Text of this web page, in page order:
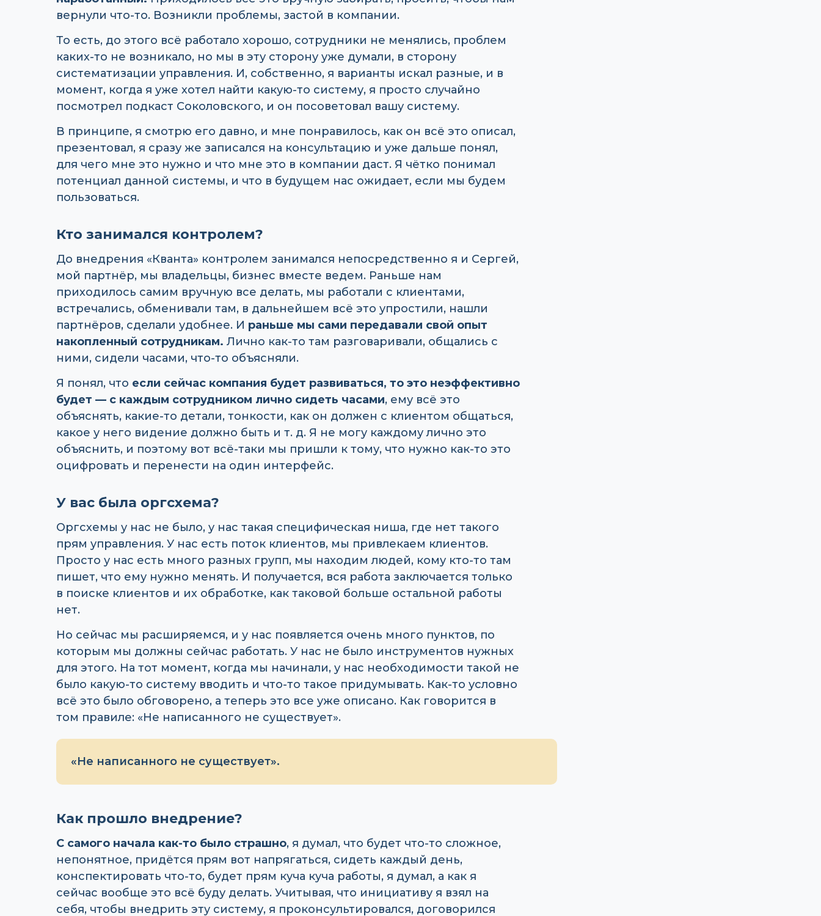
вернули что-то. Возникли проблемы, застой в компании.
То есть, до этого всё работало хорошо, сотрудники не менялись, проблем
каких-то не возникало, но мы в эту сторону уже думали, в сторону
систематизации управления. И, собственно, я варианты искал разные, и в
момент, когда я уже хотел найти какую-то систему, я просто случайно
посмотрел подкаст Соколовского, и он посоветовал вашу систему.
В принципе, я смотрю его давно, и мне понравилось, как он всё это описал,
презентовал, я сразу же записался на консультацию и уже дальше понял,
для чего мне это нужно и что мне это в компании даст. Я чётко понимал
потенциал данной системы, и что в будущем нас ожидает, если мы будем
пользоваться.
Кто занимался контролем?
До внедрения «Кванта» контролем занимался непосредственно я и Сергей,
мой партнёр, мы владельцы, бизнес вместе ведем. Раньше нам
приходилось самим вручную все делать, мы работали с клиентами,
встречались, обменивали там, в дальнейшем всё это упростили, нашли
партнёров, сделали удобнее. И раньше мы сами передавали свой опыт
накопленный сотрудникам. Лично как-то там разговаривали, общались с
ними, сидели часами, что-то объясняли.
Я понял, что если сейчас компания будет развиваться, то это неэффективно
будет — с каждым сотрудником лично сидеть часами, ему всё это
объяснять, какие-то детали, тонкости, как он должен с клиентом общаться,
какое у него видение должно быть и т. д. Я не могу каждому лично это
объяснить, и поэтому вот всё-таки мы пришли к тому, что нужно как-то это
оцифровать и перенести на один интерфейс.
У вас была оргсхема?
Оргсхемы у нас не было, у нас такая специфическая ниша, где нет такого
прям управления. У нас есть поток клиентов, мы привлекаем клиентов.
Просто у нас есть много разных групп, мы находим людей, кому кто-то там
пишет, что ему нужно менять. И получается, вся работа заключается только
в поиске клиентов и их обработке, как таковой больше остальной работы
нет.
Но сейчас мы расширяемся, и у нас появляется очень много пунктов, по
которым мы должны сейчас работать. У нас не было инструментов нужных
для этого. На тот момент, когда мы начинали, у нас необходимости такой не
было какую-то систему вводить и что-то такое придумывать. Как-то условно
всё это было обговорено, а теперь это все уже описано. Как говорится в
том правиле: «Не написанного не существует».
«Не написанного не существует».
Как прошло внедрение?
С самого начала как-то было страшно, я думал, что будет что-то сложное,
непонятное, придётся прям вот напрягаться, сидеть каждый день,
конспектировать что-то, будет прям куча куча работы, я думал, а как я
сейчас вообще это всё буду делать. Учитывая, что инициативу я взял на
себя, чтобы внедрить эту систему, я проконсультировался, договорился